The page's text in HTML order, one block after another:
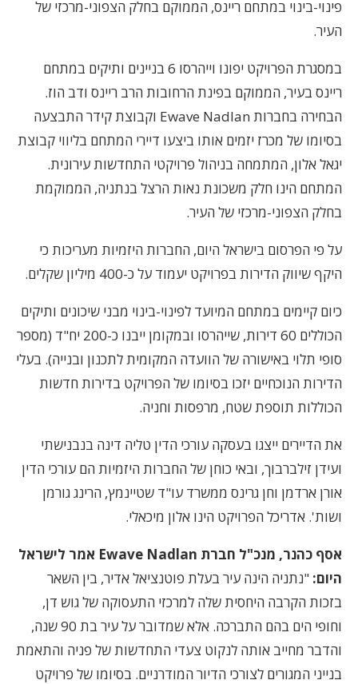
פינוי-בינוי במתחם ריינס, הממוקם בחלק הצפוני-מרכזי של
העיר.
במסגרת הפרויקט יפונו וייהרסו 6 בניינים ותיקים במתחם
ריינס בעיר, הממוקם בפינת הרחובות הרב ריינס ודב הוז.
הבחירה בחברות Ewave Nadlan וקבוצת קידר התבצעה
בסיומו של מכרז יזמים אותו ביצעו דיירי המתחם בליווי קבוצת
יגאל אלון, המתמחה בניהול פרויקטי התחדשות עירונית.
המתחם הינו חלק משכונת נאות הרצל בנתניה, הממוקמת
בחלק הצפוני-מרכזי של העיר.
על פי הפרסום בישראל היום, החברות היזמיות מעריכות כי
היקף שיווק הדירות בפרויקט יעמוד על כ-400 מיליון שקלים.
כיום קיימים במתחם המיועד לפינוי-בינוי מבני שיכונים ותיקים
הכוללים 60 דירות, שייהרסו ובמקומן ייבנו כ-200 יח"ד (מספר
סופי תלוי באישורה של הוועדה המקומית לתכנון ובנייה). בעלי
הדירות הנוכחיים יזכו בסיומו של הפרויקט בדירות חדשות
הכוללות תוספת שטח, מרפסות וחניה.
את הדיירים ייצגו בעסקה עורכי הדין טליה דינה בנבנישתי
ועידן זילברבוך, ובאי כוחן של החברות היזמיות הם עורכי הדין
אורן ארדמן וחן גרינס ממשרד עו"ד שטיינמץ, הרינג גורמן
ושות'. אדריכל הפרויקט הינו אלון מיכאלי.
אסף כהנר, מנכ"ל חברת Ewave Nadlan אמר לישראל
היום: "נתניה הינה עיר בעלת פוטנציאל אדיר, בין השאר
בזכות הקרבה היחסית שלה למרכזי התעסוקה של גוש דן,
וחופי הים בהם התברכה. אלא שמדובר על עיר בת 90 שנה,
והדבר מחייב אותה לנקוט צעדי התחדשות של פניה והתאמת
בנייני המגורים לצורכי הדיור המודרניים. בסיומו של פרויקט